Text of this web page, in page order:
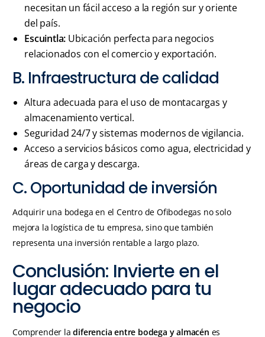
necesitan un fácil acceso a la región sur y oriente
del país.
Escuintla: Ubicación perfecta para negocios
relacionados con el comercio y exportación.
B. Infraestructura de calidad
Altura adecuada para el uso de montacargas y
almacenamiento vertical.
Seguridad 24/7 y sistemas modernos de vigilancia.
Acceso a servicios básicos como agua, electricidad y
áreas de carga y descarga.
C. Oportunidad de inversión
Adquirir una bodega en el Centro de Ofibodegas no solo
mejora la logística de tu empresa, sino que también
representa una inversión rentable a largo plazo.
Conclusión: Invierte en el
lugar adecuado para tu
negocio
Comprender ladiferencia entre bodega y almacén es